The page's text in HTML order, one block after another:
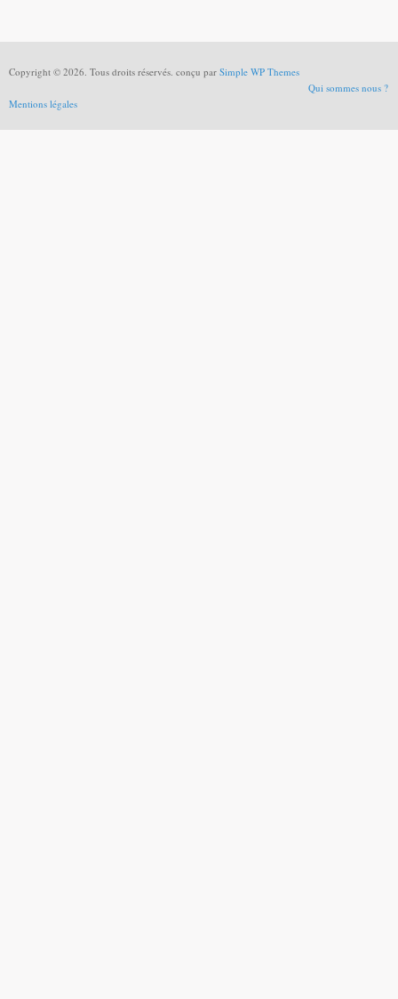
Copyright © 2026. Tous droits réservés. conçu par Simple WP Themes
Qui sommes nous ?
Mentions légales